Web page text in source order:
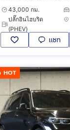
43,000 กม.
ปลั๊กอินไฮบริด
(PHEV)
แชท
HOT